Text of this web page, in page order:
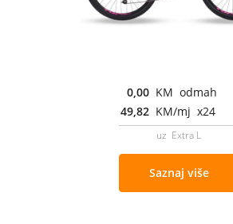
0,00 KM odmah
49,82 KM/mj x24
uz Extra L
Saznaj više